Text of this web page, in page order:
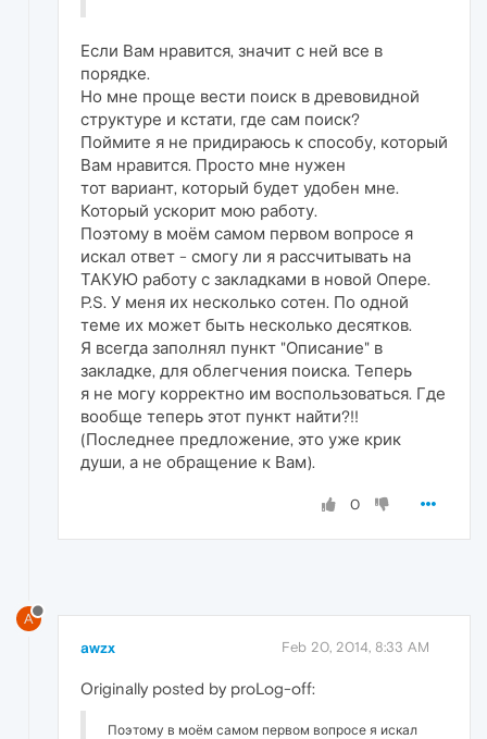
Если Вам нравится, значит с ней все в
порядке.
Но мне проще вести поиск в древовидной
структуре и кстати, где сам поиск?
Поймите я не придираюсь к способу, который
Вам нравится. Просто мне нужен
тот вариант, который будет удобен мне.
Который ускорит мою работу.
Поэтому в моём самом первом вопросе я
искал ответ - смогу ли я рассчитывать на
ТАКУЮ работу с закладками в новой Опере.
P.S. У меня их несколько сотен. По одной
теме их может быть несколько десятков.
Я всегда заполнял пункт "Описание" в
закладке, для облегчения поиска. Теперь
я не могу корректно им воспользоваться. Где
вообще теперь этот пункт найти?!!
(Последнее предложение, это уже крик
души, а не обращение к Вам).
0
A
awzx Feb 20, 2014, 8:33 AM
Originally posted by proLog-off:
Поэтому в моём самом первом вопросе я искал